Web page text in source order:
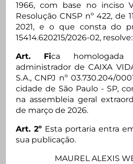
1966, com base no inciso
Resolução CNSP nº 422, de
2021, e o que consta do
15414.620215/2026-02, resolve:
Art. Fica
administrador de CAIXA
S.A., CNPJ nº 03.730.204/
cidade de São Paulo - SP,
na assembleia geral
de março de 2026.
Art. 2º Esta portaria entra
sua publicação.
MAUREL ALEXIS